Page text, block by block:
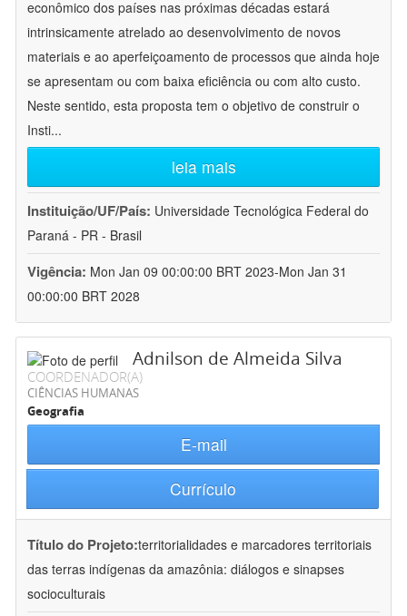
econômico dos países nas próximas décadas estará
intrinsicamente atrelado ao desenvolvimento de novos
materiais e ao aperfeiçoamento de processos que ainda hoje
se apresentam ou com baixa eficiência ou com alto custo.
Neste sentido, esta proposta tem o objetivo de construir o
Insti...
leia mais
Instituição/UF/País: Universidade Tecnológica Federal do
Paraná - PR - Brasil
Vigência: Mon Jan 09 00:00:00 BRT 2023-Mon Jan 31
00:00:00 BRT 2028
Adnilson de Almeida Silva
COORDENADOR(A)
CIÊNCIAS HUMANAS
Geografia
E-mail
Currículo
Título do Projeto:territorialidades e marcadores territoriais
das terras indígenas da amazônia: diálogos e sinapses
socioculturais